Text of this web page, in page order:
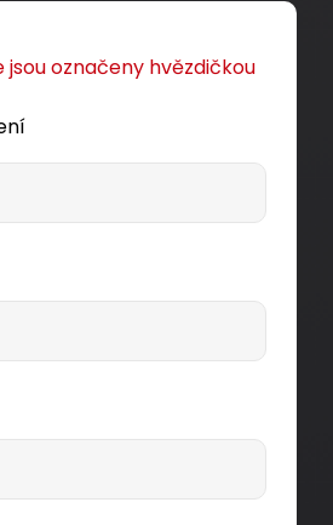
jsou označeny hvězdičkou